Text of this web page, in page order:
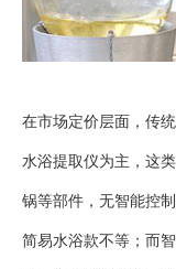
在市场定价层面，传
水浴提取仪为主，这
锅等部件，无智能控
简易水浴款不等；而